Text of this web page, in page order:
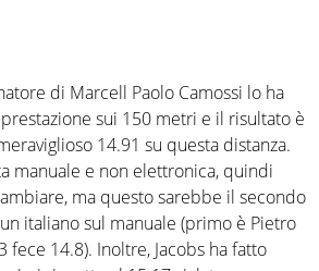
di Marcell Paolo Camossi lo ha
sui 150 metri e il risultato è
14.91 su questa distanza.
manuale e non elettronica, quindi
ma questo sarebbe il secondo
italiano sul manuale (primo è Pietro
fece 14.8). Inoltre, Jacobs ha fatto